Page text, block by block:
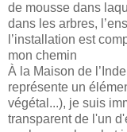
de mousse dans
dans les arbres,
l’installation est
mon chemin
À la Maison de
représente un
végétal...), je suis
transparent de l'un